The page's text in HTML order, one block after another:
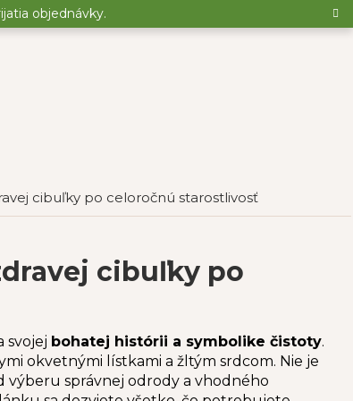
objednávky.
cibuľky po celoročnú starostlivosť
cibuľky po
svojej bohatej histórii a symbolike čistoty.
okvetnými lístkami a žltým srdcom. Nie je
výberu správnej odrody a vhodného